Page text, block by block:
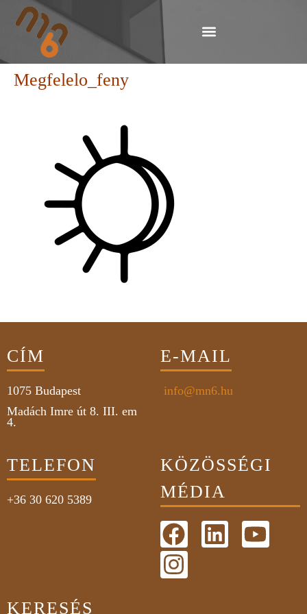
Megfelelo_feny
CÍM
1075 Budapest
Madách Imre út 8. III. em
4.
E-MAIL
info@mn6.hu
TELEFON
+36 30 620 5389
KÖZÖSSÉGI
MÉDIA
KERESÉS